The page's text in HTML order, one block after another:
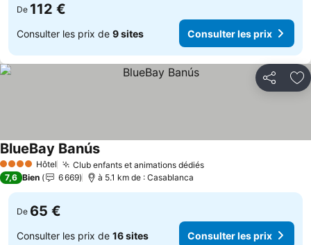
De 112 €
Consulter les prix de 9 sites Consulter les prix
Partager
4 Étoiles Hôtel Club enfants et animations dédiés
BlueBay Banús
7,6 Bien 6 669 à 5.1 km de : Casablanca
De 65 €
Consulter les prix de 16 sites Consulter les prix